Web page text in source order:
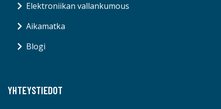
Elektroniikan vallankumous
Aikamatka
Blogi
YHTEYSTIEDOT